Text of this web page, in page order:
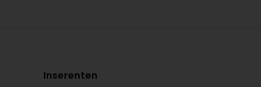
Inserenten